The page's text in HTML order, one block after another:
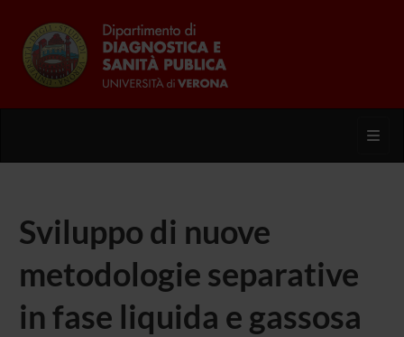
Sviluppo di nuove
metodologie separative
in fase liquida e gassosa